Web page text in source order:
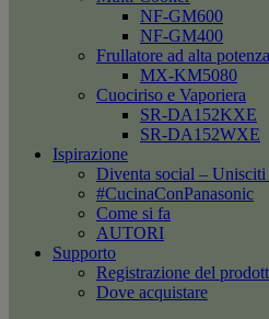
NF-GM600
NF-GM400
Frullatore ad alta potenza
MX-KM5080
Cuociriso e Vaporiera
SR-DA152KXE
SR-DA152WXE
Ispirazione
Diventa social –
#CucinaConPanasonic
Come si fa
AUTORI
Supporto
Registrazione del
Dove acquistare